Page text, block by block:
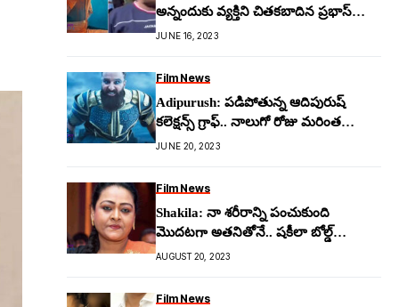
అన్నందుకు వ్య‌క్తిని చిత‌క‌బాదిన ప్ర‌భాస్
ఫ్యాన్స్
JUNE 16, 2023
Film News
Adipurush: ప‌డిపోతున్న ఆదిపురుష్
క‌లెక్ష‌న్స్ గ్రాఫ్‌.. నాలుగో రోజు మ‌రింత
దారుణం..!
JUNE 20, 2023
Film News
Shakila: నా శరీరాన్ని పంచుకుంది
మొదటగా అతనితోనే.. షకీలా బోల్డ్
కామెంట్స్
AUGUST 20, 2023
Film News